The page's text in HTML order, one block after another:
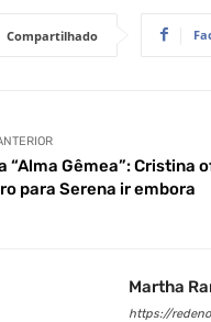
Compartilhado
“Alma Gêmea”: Cristina
para Serena ir embora
Martha
https://